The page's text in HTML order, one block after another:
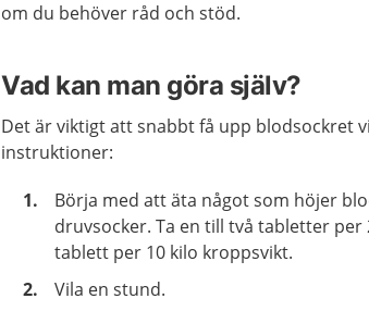
om du behöver råd och stöd.
Vad kan man göra själv?
Det är viktigt att snabbt få upp blodsockret
instruktioner:
Börja med att äta något som höjer
druvsocker. Ta en till två tabletter
tablett per 10 kilo kroppsvikt.
Vila en stund.